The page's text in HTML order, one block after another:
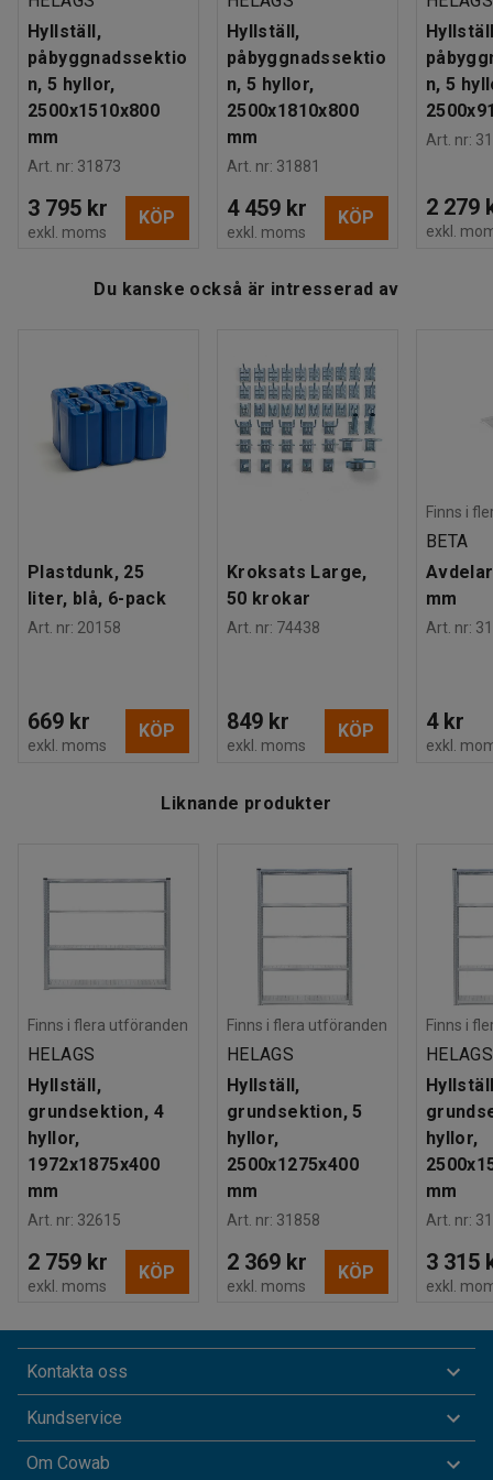
Hyllställ,
påbyggnadssektio
n, 5 hyllor,
2500x1510x800
mm
Art. nr: 31873
3 795 kr
exkl. moms
KÖP
Hyllställ,
påbyggnadssektio
n, 5 hyllor,
2500x1810x800
mm
Art. nr: 31881
4 459 kr
exkl. moms
KÖP
n, 5
Art. nr:
2 279
exkl.
Du kanske också är intresserad av
Plastdunk, 25
liter, blå, 6-pack
Art. nr: 20158
669 kr
exkl. moms
KÖP
Kroksats Large,
50 krokar
Art. nr: 74438
849 kr
exkl. moms
KÖP
Finns i
BETA
mm
Art. nr:
4 kr
exkl.
Liknande produkter
Finns i flera utföranden
HELAGS
Hyllställ,
grundsektion, 4
hyllor,
1972x1875x400
mm
Art. nr: 32615
2 759 kr
exkl. moms
KÖP
Finns i flera utföranden
HELAGS
Hyllställ,
grundsektion, 5
hyllor,
2500x1275x400
mm
Art. nr: 31858
2 369 kr
exkl. moms
KÖP
Finns i
HELAGS
hyllor,
mm
Art. nr:
3 315
exkl.
Kontakta oss
Kundservice
Om Cowab